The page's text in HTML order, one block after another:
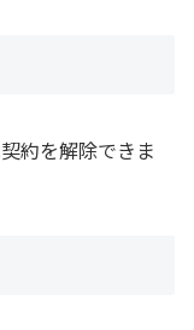
約を解除できま